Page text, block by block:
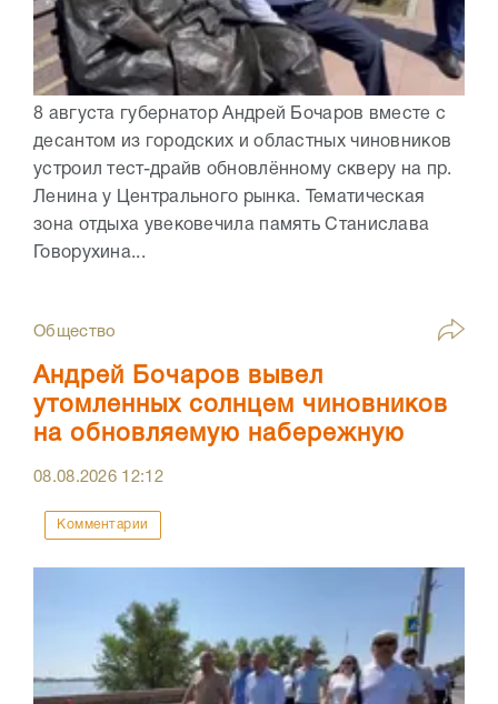
8 августа губернатор Андрей Бочаров вместе с
десантом из городских и областных чиновников
устроил тест-драйв обновлённому скверу на пр.
Ленина у Центрального рынка. Тематическая
зона отдыха увековечила память Станислава
Говорухина...
Общество
Андрей Бочаров вывел
утомленных солнцем чиновников
на обновляемую набережную
08.08.2026 12:12
Комментарии